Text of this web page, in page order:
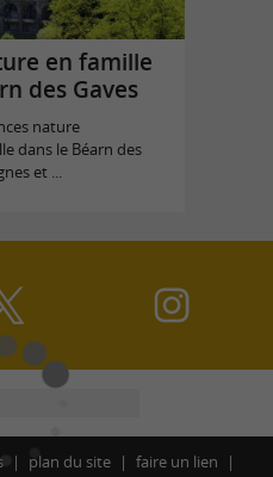
en famille
des Gaves
nature
dans le Béarn des
et ...
plan du site faire un lien